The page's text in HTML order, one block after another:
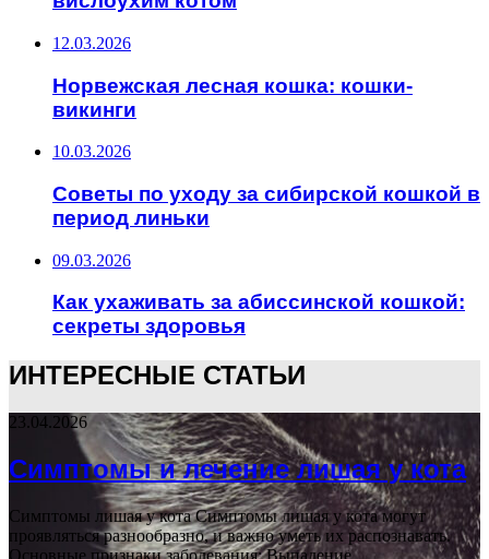
12.03.2026
Норвежская лесная кошка: кошки-
викинги
10.03.2026
Советы по уходу за сибирской кошкой в
период линьки
09.03.2026
Как ухаживать за абиссинской кошкой:
секреты здоровья
ИНТЕРЕСНЫЕ СТАТЬИ
23.04.2026
Симптомы и лечение лишая у кота
Симптомы лишая у кота Симптомы лишая у кота могут
проявляться разнообразно, и важно уметь их распознавать.
Основные признаки заболевания: Выпадение…